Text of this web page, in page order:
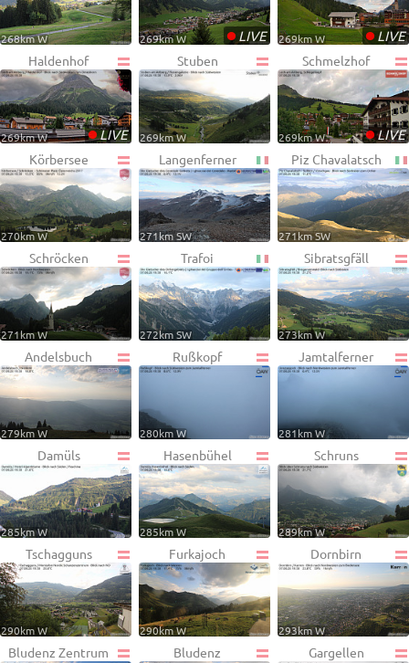
268km W •LIVE
269km W •LIVE
269km W
Haldenhof
•LIVE
269km W
Stuben
269km W
Schmelzhof
•LIVE
269km W
Körbersee
270km W
Langenferner
271km SW
Piz Chavalatsch
271km SW
Schröcken
271km W
Trafoi
272km SW
Sibratsgfäll
273km W
Andelsbuch
279km W
Rußkopf
280km W
Jamtalferner
281km W
Damüls
285km W
Hasenbühel
285km W
Schruns
289km W
Tschagguns
290km W
Furkajoch
290km W
Dornbirn
293km W
Bludenz Zentrum Bludenz Gargellen